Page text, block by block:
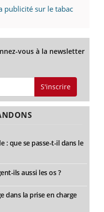
publicité sur le tabac
vous à la newsletter
S'inscrire
: que se passe-t-il dans le
ils aussi les os ?
dans la prise en charge